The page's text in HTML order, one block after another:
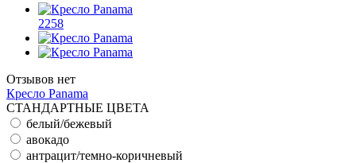
2258
Отзывов нет
Кресло Panama
СТАНДАРТНЫЕ ЦВЕТА
белый/бежевый
авокадо
антрацит/темно-коричневый